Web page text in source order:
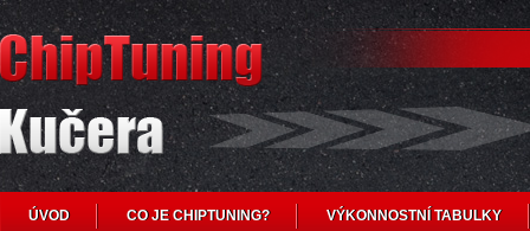
ÚVOD CO JE CHIPTUNING? VÝKONNOSTNÍ TABULKY